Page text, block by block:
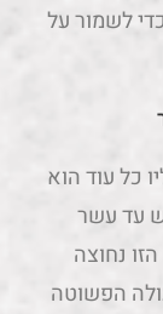
לשמור על
כל עוד הוא
עד עשר
נחוצה
הפשוטה